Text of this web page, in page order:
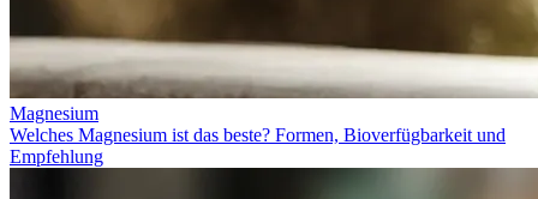
Magnesium
Welches Magnesium ist das beste? Formen, Bioverfügbarkeit und
Empfehlung